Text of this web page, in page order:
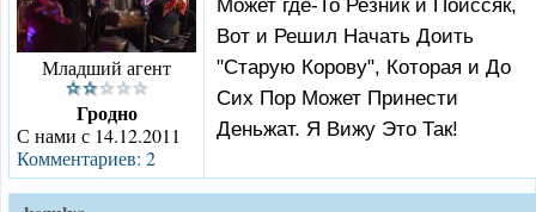
Младший агент
Гродно
С нами с 14.12.2011
Комментариев: 2
Вот и Решил Начать Доить
"Старую Корову", Которая и До
Сих Пор Может Принести
Деньжат. Я Вижу Это Так!